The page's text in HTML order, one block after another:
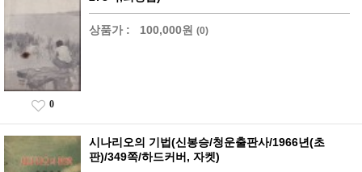
상품가 : 100,000원 (0)
0
시나리오의 기법(신봉승/청운출판사/1966년(초
판)/349쪽/하드커버, 자켓)